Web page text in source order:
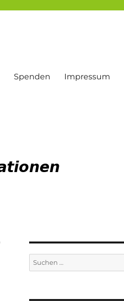
Spenden Impressum
Suche
nach: